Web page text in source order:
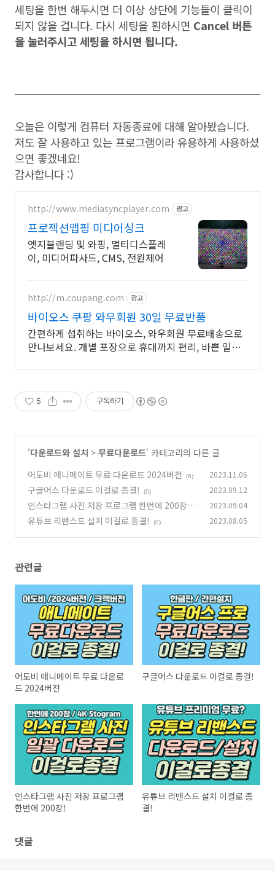
세팅을 한번 해두시면 더 이상 상단에 기능들이 클릭이
되지 않을 겁니다. 다시 세팅을 훤하시면 Cancel 버튼
을 눌러주시고 세팅을 하시면 됩니다.
오늘은 이렇게 컴퓨터 자동종료에 대해 알아봤습니다.
저도 잘 사용하고 있는 프로그램이라 유용하게 사용하셨
으면 좋겠네요!
감사합니다 :)
http://www.mediasyncplayer.com 광고
프로젝션맵핑 미디어싱크
엣지블랜딩 및 와핑, 멀티디스플레
이, 미디어파사드, CMS, 전원제어
http://m.coupang.com 광고
바이오스 쿠팡 와우회원 30일 무료반품
간편하게 섭취하는 바이오스, 와우회원 무료배송으로
만나보세요. 개별 포장으로 휴대까지 편리, 바쁜 일상
5 구독하기
'다운로드와 설치 > 무료다운로드' 카테고리의 다른 글
어도비 애니메이트 무료 다운로드 2024버전
(6) 2023.11.06
구글어스 다운로드 이걸로 종결! (0) 2023.09.12
인스타그램 사진 저장 프로그램 한번에 200장!
(0)
2023.09.04
유튜브 리밴스드 설치 이걸로 종결! (0) 2023.08.05
관련글
어도비 애니메이트 무료 다운로
드 2024버전
구글어스 다운로드 이걸로 종결!
인스타그램 사진 저장 프로그램
한번에 200장!
유튜브 리밴스드 설치 이걸로 종
결!
댓글